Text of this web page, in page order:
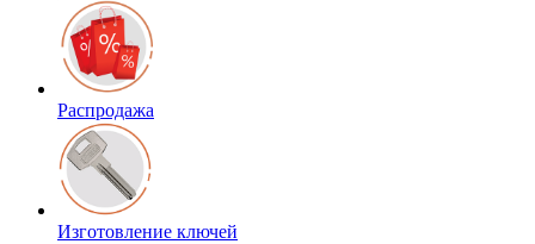
Распродажа
Изготовление ключей